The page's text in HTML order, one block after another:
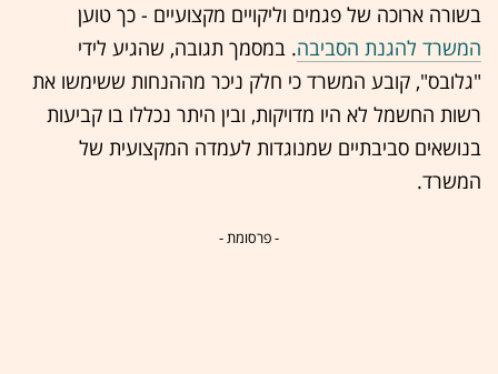
בשורה ארוכה של פגמים וליקויים מקצועיים - כך טוען
המשרד להגנת הסביבה. במסמך תגובה, שהגיע לידי
"גלובס", קובע המשרד כי חלק ניכר מההנחות ששימשו את
רשות החשמל לא היו מדויקות, ובין היתר נכללו בו קביעות
בנושאים סביבתיים שמנוגדות לעמדה המקצועית של
המשרד.
- פרסומת -